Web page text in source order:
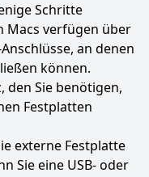
Schritte
Macs verfügen über
an denen
können.
den Sie benötigen,
Festplatten
externe Festplatte
Sie eine USB- oder